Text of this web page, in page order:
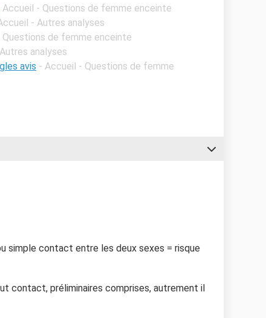
Accueil - Questions de femme enceinte
- Autres analyses
de femme enceinte
analyses
avis - Accueil - Questions de femme
simple contact entre les deux sexes = risque
contact, préliminaires comprises, autrement il